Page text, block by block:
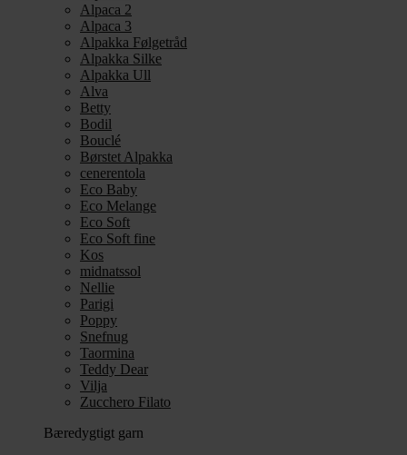
Alpaca 2
Alpaca 3
Alpakka Følgetråd
Alpakka Silke
Alpakka Ull
Alva
Betty
Bodil
Bouclé
Børstet Alpakka
cenerentola
Eco Baby
Eco Melange
Eco Soft
Eco Soft fine
Kos
midnatssol
Nellie
Parigi
Poppy
Snefnug
Taormina
Teddy Dear
Vilja
Zucchero Filato
Bæredygtigt garn